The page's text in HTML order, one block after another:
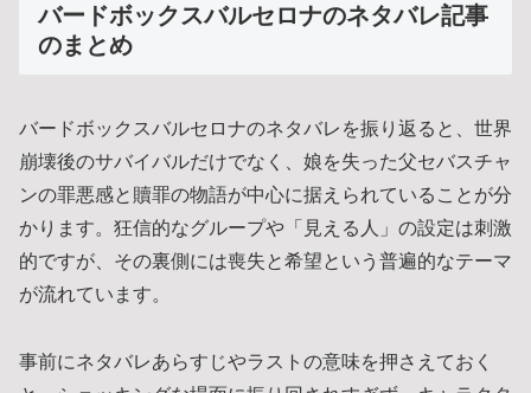
バードボックスバルセロナのネタバレ記事
のまとめ
バードボックスバルセロナのネタバレを振り返ると、世界
崩壊後のサバイバルだけでなく、娘を失った父セバスチャ
ンの罪悪感と贖罪の物語が中心に据えられていることが分
かります。狂信的なグループや「見える人」の設定は刺激
的ですが、その裏側には喪失と希望という普遍的なテーマ
が流れています。
事前にネタバレあらすじやラストの意味を押さえておく